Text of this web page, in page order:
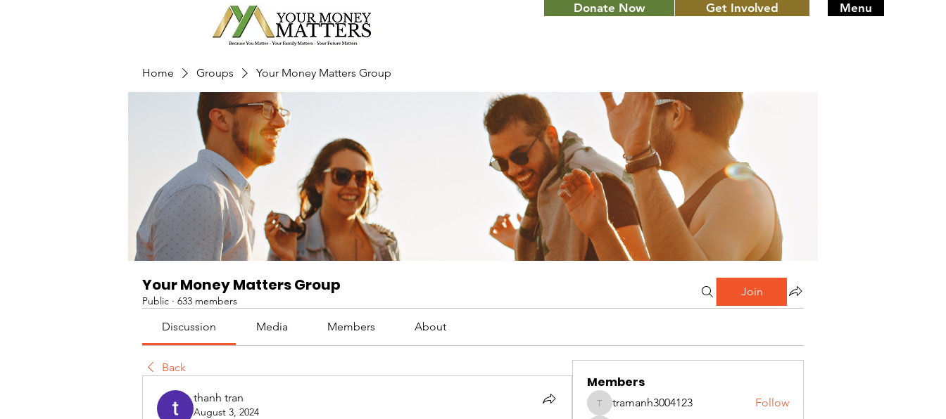
Donate Now Get Involved Menu
Home Groups Your Money Matters Group
Your Money Matters Group
Public · 633 members
Join
Discussion Media Members About
Back
thanh tran
August 3, 2024
Members
tramanh3004123
tramanh3004123 Follow